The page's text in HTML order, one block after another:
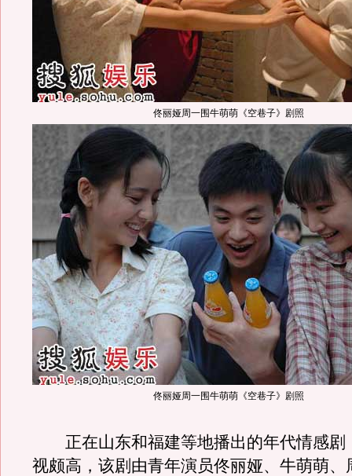
佟丽娅周一围牛萌萌《空巷子》剧照
佟丽娅周一围牛萌萌《空巷子》剧照
正在山东和福建等地播出的年代情感剧
视颇高，该剧由青年演员佟丽娅、牛萌萌、